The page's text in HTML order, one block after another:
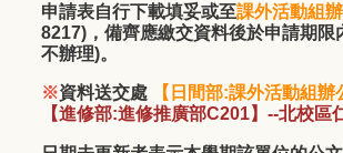
申請表自行下載填妥或至課外活動組
8217)，備齊應繳交資料後於申請期限
不辦理)。
※資料送交處 【日間部:課外活動組辦
【進修部:進修推廣部C201】--北校區